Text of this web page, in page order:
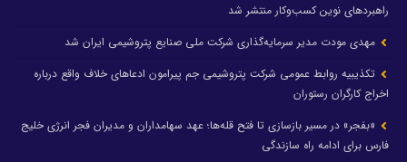
راهبردهای نوین کسب‌وکار منتشر شد
مهدی مودت مدیر سرمایه‌گذاری شرکت ملی صنایع پتروشیمی ایران شد
تکذیبیه روابط عمومی شرکت پتروشیمی جم پیرامون ادعاهای خلاف واقع درباره
اخراج کارگران رستوران
«بفجر» در مسیر بازسازی تا فتح قله‌ها؛ عهد سهامداران و مدیران فجر انرژی خلیج
فارس برای ادامه راه سازندگی